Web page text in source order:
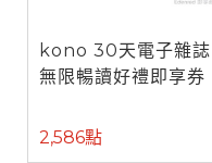
kono 30天電子雜誌
無限暢讀好禮即享券
2,586點